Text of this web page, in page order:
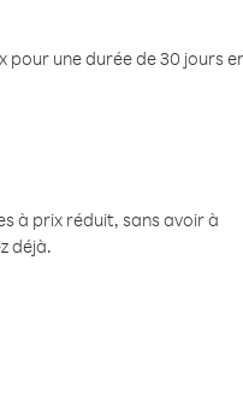
une durée de 30 jours
à prix réduit, sans avoir à
déjà.